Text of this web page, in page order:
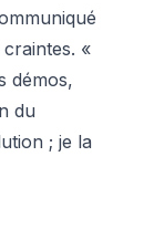
«
démos,
du
; je la